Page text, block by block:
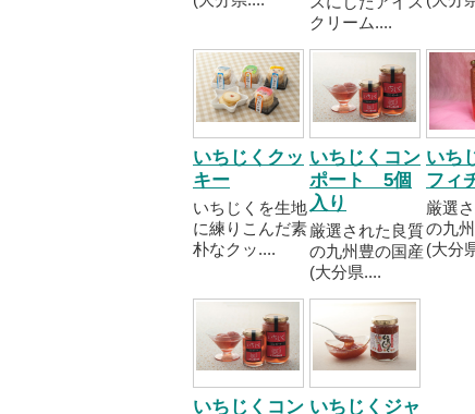
クリーム....
いちじくクッ
キー
いちじくを生地
に練りこんだ素
朴なクッ....
いちじくコン
ポート 5個
入り
厳選された良質
の九州豊の国産
(大分県....
いち
フィ
厳選
の九
(大分
いちじくコン いちじくジャ